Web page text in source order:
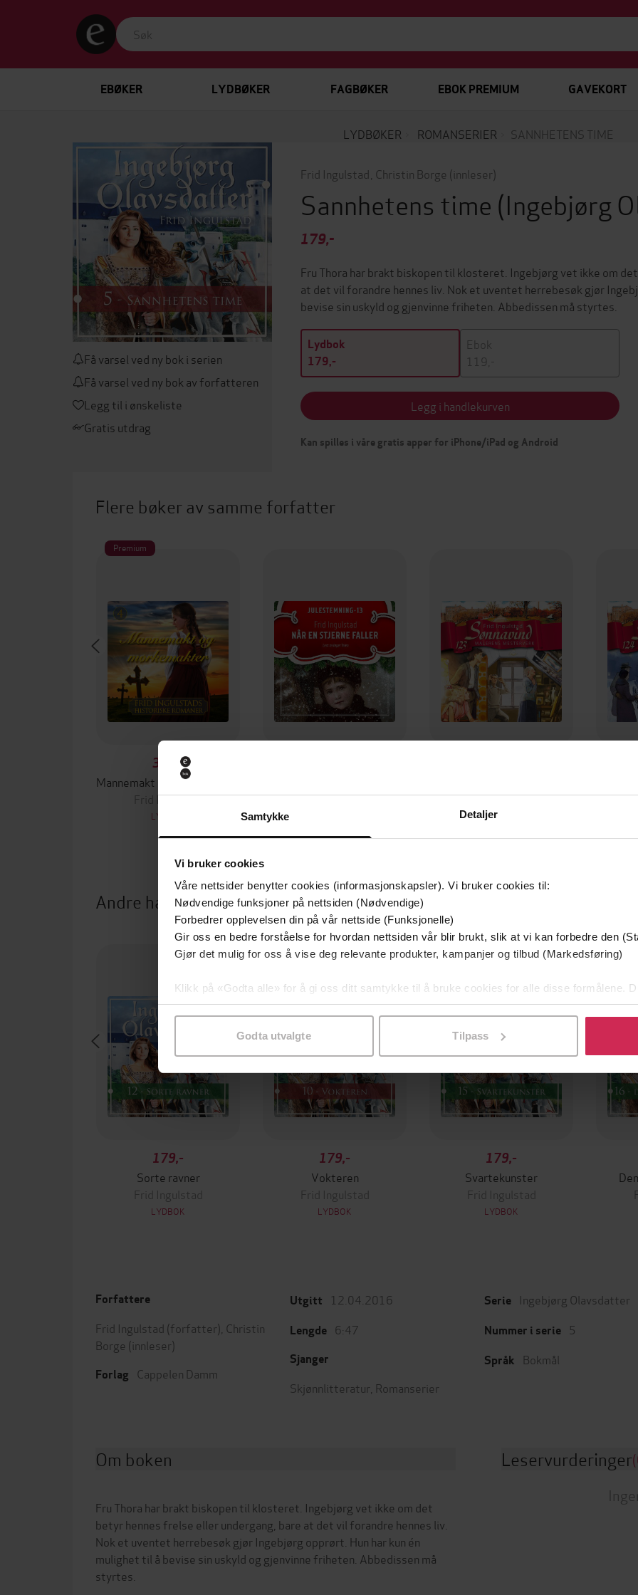
Samtykke Detaljer
Vi bruker cookies
Våre nettsider benytter cookies (informasjonskapsler). Vi bruker cookies til:
Nødvendige funksjoner på nettsiden (Nødvendige)
Forbedrer opplevelsen din på vår nettside (Funksjonelle)
Gir oss en bedre forståelse for hvordan nettsiden vår blir brukt, slik at vi kan forbedre den
Gjør det mulig for oss å vise deg relevante produkter, kampanjer og tilbud (Markedsføring)
Klikk på «Godta alle» for å gi oss ditt samtykke til å bruke cookies for alle disse formålene.
samtykke til spesifikke formål ved å klikke på «Tilpass». Du kan når som helst trekke
Godta utvalgte Tilpass
EBØKER LYDBØKER FAGBØKER EBOK PREMIUM GAVEKORT
LYDBØKER ROMANSERIER SANNHETENS TIME
Få varsel ved ny bok i serien
Få varsel ved ny bok av forfatteren
Legg til i ønskeliste
Gratis utdrag
Frid Ingulstad Christin Borge (innleser)
Sannhetens time (Ingebjørg
179,-
Fru Thora har brakt biskopen til klosteret. Ingebjørg vet ikke om
at det vil forandre hennes liv. Nok et uventet herrebesøk gjør
bevise sin uskyld og gjenvinne friheten. Abbedissen må styrtes.
Lydbok
179,-
Ebok
119,-
Legg i handlekurven
Kan spilles i våre gratis apper for iPhone/iPad og Android
Flere bøker av samme forfatter
Premium
399,-
Frid Ingulstad
LYDBOK
Frid Ingulstad
Frid Ingulstad
LYDBOK
Andre har også kjøpt
179,-
Sorte ravner
Frid Ingulstad
LYDBOK
179,-
Vokteren
Frid Ingulstad
LYDBOK
179,-
Svartekunster
Frid Ingulstad
LYDBOK
Forfattere
Frid Ingulstad (forfatter), Christin
Borge (innleser)
Forlag Cappelen Damm
Utgitt 12.04.2016
Lengde 6:47
Sjanger
Skjønnlitteratur Romanserier
Serie Ingebjørg Olavsdatter
Nummer i serie 5
Språk Bokmål
Om boken
Fru Thora har brakt biskopen til klosteret. Ingebjørg vet ikke om det
betyr hennes frelse eller undergang, bare at det vil forandre hennes liv.
Nok et uventet herrebesøk gjør Ingebjørg opprørt. Hun har kun én
mulighet til å bevise sin uskyld og gjenvinne friheten. Abbedissen må
styrtes.
Leservurderinger